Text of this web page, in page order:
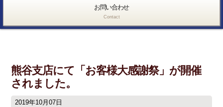
お問い合わせ
Contact
熊谷支店にて「お客様大感謝祭」が開催
されました。
2019年10月07日